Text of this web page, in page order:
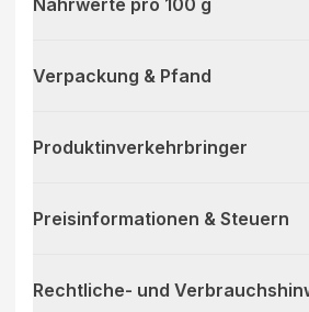
Verpackung & Pfand
Produktinverkehrbringer
Preisinformationen & Steuern
Rechtliche- und